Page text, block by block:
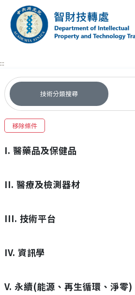
跳到主要內容區塊
中央研究院智
:::
技術分類搜尋
移除條件
I. 醫藥品及保健品
II. 醫療及檢測器材
III. 技術平台
IV. 資訊學
V. 永續(能源、再生循環、淨零)